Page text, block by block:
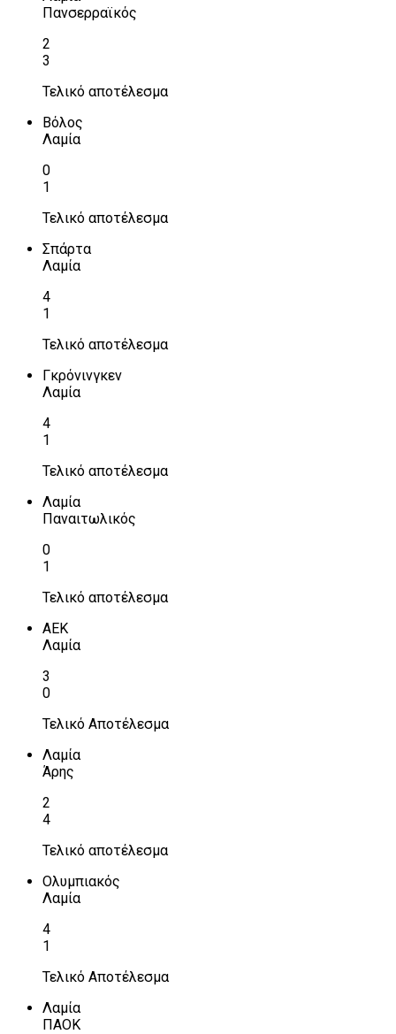
Πανσερραϊκός
2
3
Τελικό αποτέλεσμα
Βόλος
Λαμία
0
1
Τελικό αποτέλεσμα
Σπάρτα
Λαμία
4
1
Τελικό αποτέλεσμα
Γκρόνινγκεν
Λαμία
4
1
Τελικό αποτέλεσμα
Λαμία
Παναιτωλικός
0
1
Τελικό αποτέλεσμα
ΑΕΚ
Λαμία
3
0
Τελικό Αποτέλεσμα
Λαμία
Άρης
2
4
Τελικό αποτέλεσμα
Ολυμπιακός
Λαμία
4
1
Τελικό Αποτέλεσμα
Λαμία
ΠΑΟΚ